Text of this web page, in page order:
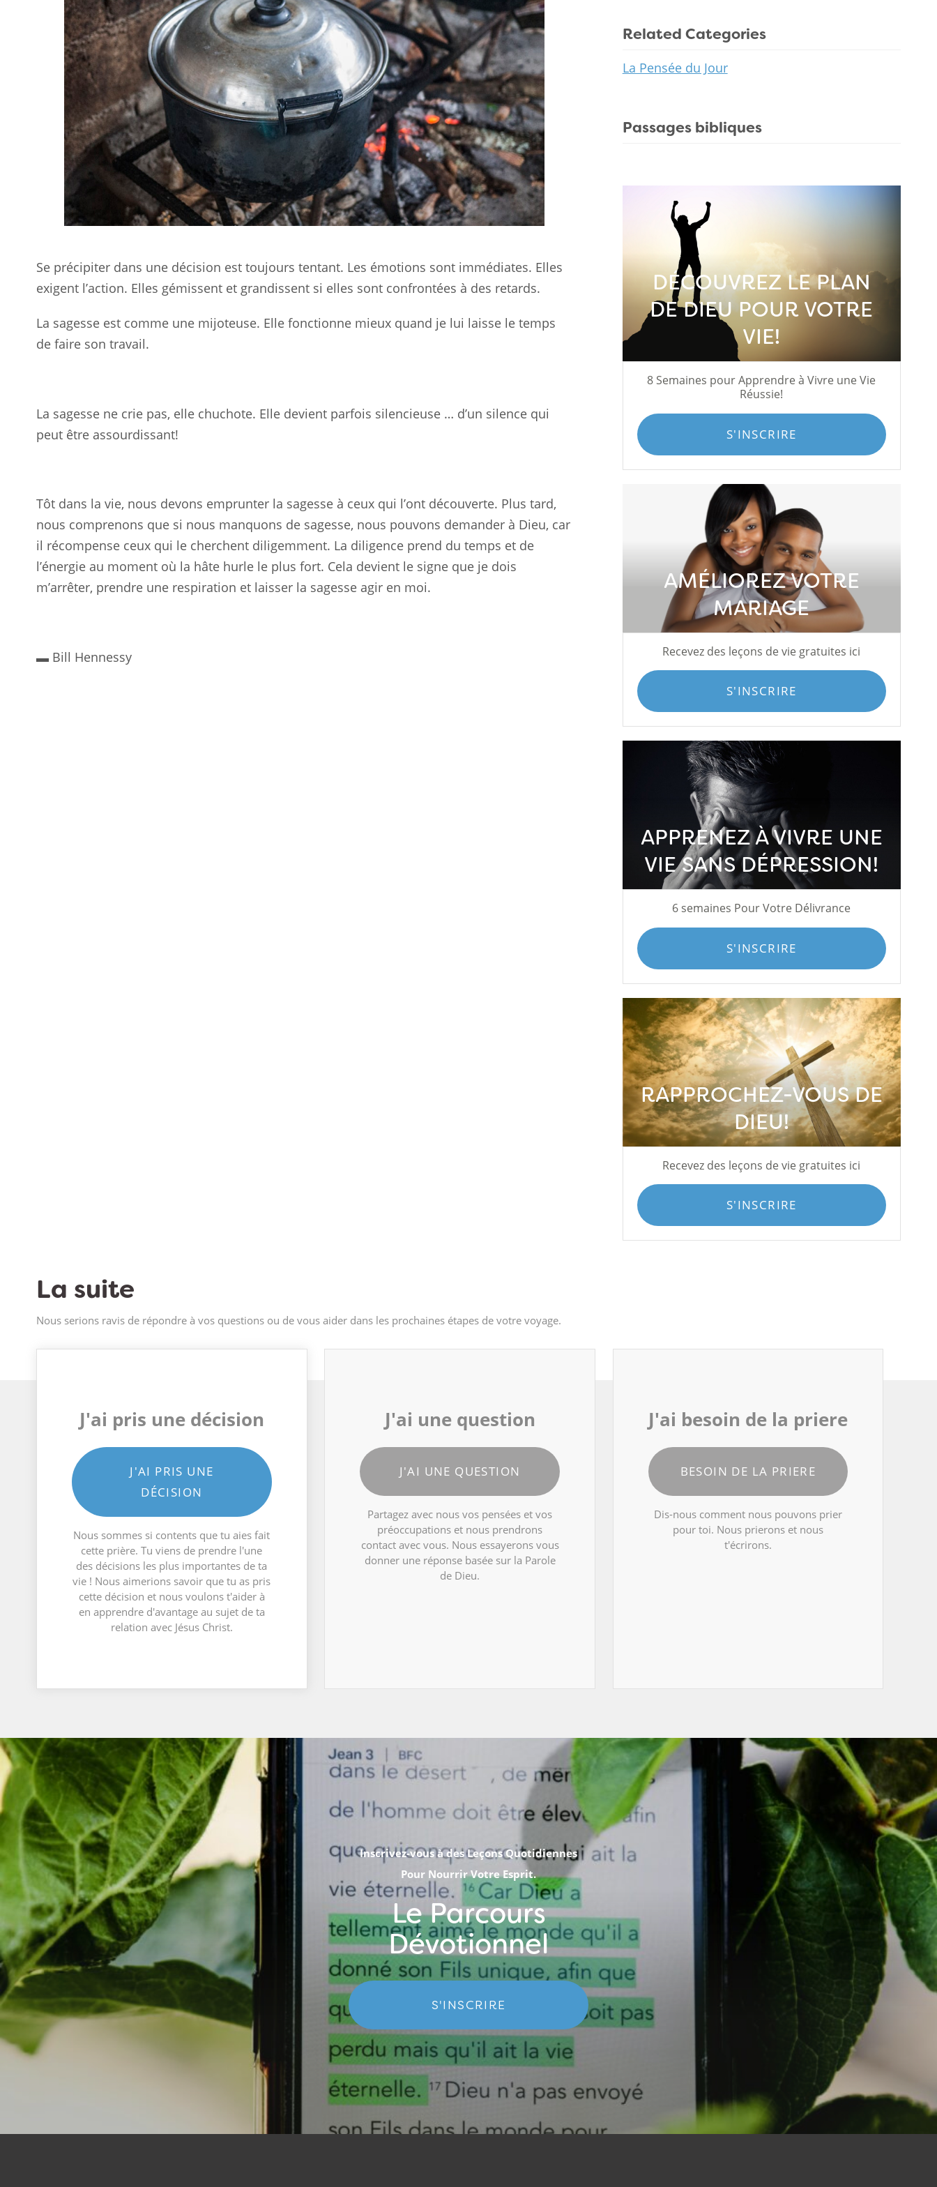
Se précipiter dans une décision est toujours tentant. Les émotions sont immédiates. Elles
exigent l’action. Elles gémissent et grandissent si elles sont confrontées à des retards.
La sagesse est comme une mijoteuse. Elle fonctionne mieux quand je lui laisse le temps
de faire son travail.
La sagesse ne crie pas, elle chuchote. Elle devient parfois silencieuse … d’un silence qui
peut être assourdissant!
Tôt dans la vie, nous devons emprunter la sagesse à ceux qui l’ont découverte. Plus tard,
nous comprenons que si nous manquons de sagesse, nous pouvons demander à Dieu, car
il récompense ceux qui le cherchent diligemment. La diligence prend du temps et de
l’énergie au moment où la hâte hurle le plus fort. Cela devient le signe que je dois
m’arrêter, prendre une respiration et laisser la sagesse agir en moi.
▬ Bill Hennessy
Related Categories
La Pensée du Jour
Passages bibliques
DÉCOUVREZ LE PLAN
DE DIEU POUR VOTRE
VIE!
8 Semaines pour Apprendre à Vivre une Vie
Réussie!
S'INSCRIRE
AMÉLIOREZ VOTRE
MARIAGE
Recevez des leçons de vie gratuites ici
S'INSCRIRE
APPRENEZ À VIVRE UNE
VIE SANS DÉPRESSION!
6 semaines Pour Votre Délivrance
S'INSCRIRE
RAPPROCHEZ-VOUS DE
DIEU!
Recevez des leçons de vie gratuites ici
S'INSCRIRE
La suite
Nous serions ravis de répondre à vos questions ou de vous aider dans les prochaines étapes de votre voyage.
J'ai pris une décision
J'AI PRIS UNE
DÉCISION
Nous sommes si contents que tu aies fait
cette prière. Tu viens de prendre l'une
des décisions les plus importantes de ta
vie ! Nous aimerions savoir que tu as pris
cette décision et nous voulons t'aider à
en apprendre d'avantage au sujet de ta
relation avec Jésus Christ.
J'ai une question
J'AI UNE QUESTION
Partagez avec nous vos pensées et vos
préoccupations et nous prendrons
contact avec vous. Nous essayerons vous
donner une réponse basée sur la Parole
de Dieu.
J'ai besoin de la priere
BESOIN DE LA PRIERE
Dis-nous comment nous pouvons prier
pour toi. Nous prierons et nous
t'écrirons.
Inscrivez-vous à des Leçons Quotidiennes
Pour Nourrir Votre Esprit.
Le Parcours
Dévotionnel
S'INSCRIRE